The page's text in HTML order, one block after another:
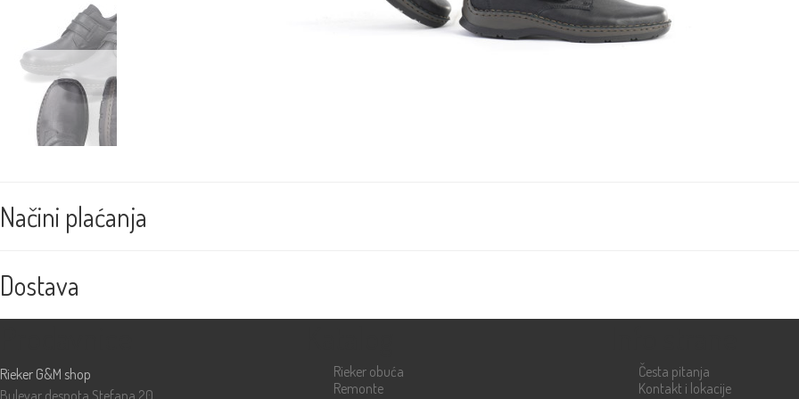
Načini plaćanja
Dostava
Rieker G&M shop
Bulevar despota Stefana 20
Rieker obuća
Remonte
Česta pitanja
Kontakt i lokacije